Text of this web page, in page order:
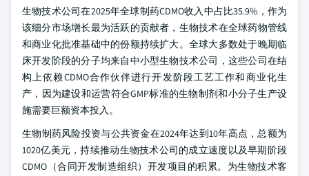
生物技术公司在2025年全球制药CDMO收入中占比35.9%，作为
该细分市场增长最为活跃的贡献者，生物技术在全球药物管线
和商业化批准基础中的份额持续扩大。全球大多数处于晚期临
床开发阶段的分子均来自中小型生物技术公司，这些公司在结
构上依赖CDMO合作伙伴进行开发阶段工艺工作和商业化生
产，因为建设和运营符合GMP标准的生物制剂和小分子生产设
施需要巨额资本投入。
生物制药风险投资与公共资金在2024年达到10年高点，总额为
1020亿美元，持续推动生物技术公司的成立速度以及早期阶段
CDMO（合同开发制造组织）开发项目的积累。为生物技术客